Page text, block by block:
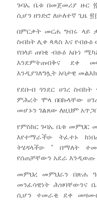
ጉባኤ ቤቱ በመጀመሪያ ዙር
ሲሆን ዘንድሮ ለሁለተኛ ጊዜ
በምርቃት መርሐ ግብሩ ላይ
ስብከት ሊቀ ጳጳስ እና
የበላይ ጠባቂ ብፁዕ አቡነ
እንደምትጠብቅና ደቀ
እንዲያገለግሏት አባታዊ
የደቡብ ጎንደር ሀገረ
ምሕረት ሞላ በበኩላቸው
መሆኑን ገልጸው ለዚህም
የምስክር ጉባኤ ቤቱ መምህር
እየተማራችሁ ትፈተኑ
ትሄዳላችሁ ” በማለት
የሰጠቻቸውን አደራ እንዲወጡ
መምህረ መምህራን በጽሐ
መንፈሳዊነት ሕዝባቸውንና
ሲሆን ተመራቂ ደቀ